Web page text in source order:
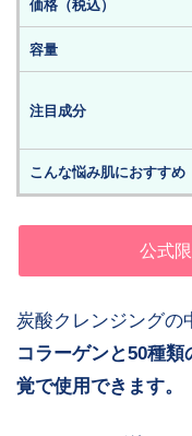
価格（税込）
容量
注目成分
こんな悩み肌におすすめ
公式
炭酸クレンジングの
コラーゲンと50種
覚で使用できます。